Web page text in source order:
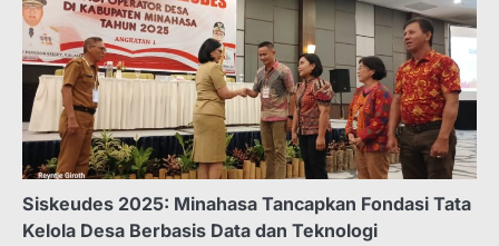
Siskeudes 2025: Minahasa Tancapkan Fondasi Tata
Kelola Desa Berbasis Data dan Teknologi